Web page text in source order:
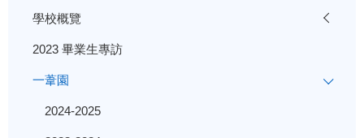
學校概覽
2023 畢業生專訪
一葦園
2024-2025